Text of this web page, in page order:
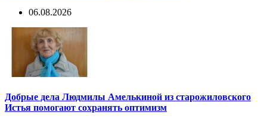
06.08.2026
Добрые дела Людмилы Амелькиной из старожиловского
Истья помогают сохранять оптимизм